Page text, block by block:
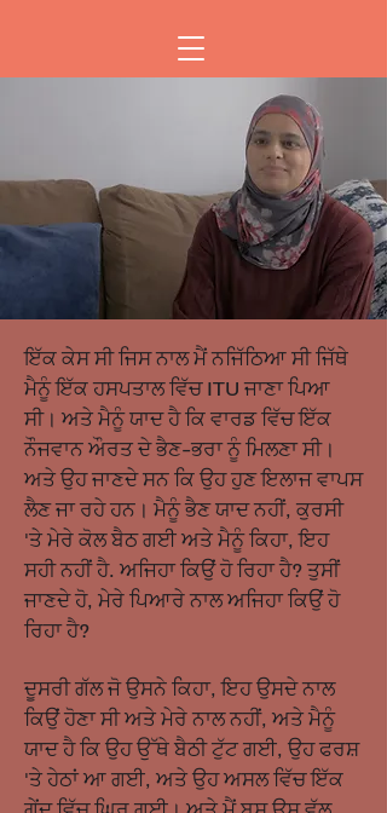
ਇੱਕ ਕੇਸ ਸੀ ਜਿਸ ਨਾਲ ਮੈਂ ਨਜਿੱਠਿਆ ਸੀ ਜਿੱਥੇ
ਮੈਨੂੰ ਇੱਕ ਹਸਪਤਾਲ ਵਿੱਚ ITU ਜਾਣਾ ਪਿਆ
ਸੀ। ਅਤੇ ਮੈਨੂੰ ਯਾਦ ਹੈ ਕਿ ਵਾਰਡ ਵਿੱਚ ਇੱਕ
ਨੌਜਵਾਨ ਔਰਤ ਦੇ ਭੈਣ-ਭਰਾ ਨੂੰ ਮਿਲਣਾ ਸੀ।
ਅਤੇ ਉਹ ਜਾਣਦੇ ਸਨ ਕਿ ਉਹ ਹੁਣ ਇਲਾਜ ਵਾਪਸ
ਲੈਣ ਜਾ ਰਹੇ ਹਨ। ਮੈਨੂੰ ਭੈਣ ਯਾਦ ਨਹੀਂ, ਕੁਰਸੀ
'ਤੇ ਮੇਰੇ ਕੋਲ ਬੈਠ ਗਈ ਅਤੇ ਮੈਨੂੰ ਕਿਹਾ, ਇਹ
ਸਹੀ ਨਹੀਂ ਹੈ. ਅਜਿਹਾ ਕਿਉਂ ਹੋ ਰਿਹਾ ਹੈ? ਤੁਸੀਂ
ਜਾਣਦੇ ਹੋ, ਮੇਰੇ ਪਿਆਰੇ ਨਾਲ ਅਜਿਹਾ ਕਿਉਂ ਹੋ
ਰਿਹਾ ਹੈ?
ਦੂਸਰੀ ਗੱਲ ਜੋ ਉਸਨੇ ਕਿਹਾ, ਇਹ ਉਸਦੇ ਨਾਲ
ਕਿਉਂ ਹੋਣਾ ਸੀ ਅਤੇ ਮੇਰੇ ਨਾਲ ਨਹੀਂ, ਅਤੇ ਮੈਨੂੰ
ਯਾਦ ਹੈ ਕਿ ਉਹ ਉੱਥੇ ਬੈਠੀ ਟੁੱਟ ਗਈ, ਉਹ ਫਰਸ਼
'ਤੇ ਹੇਠਾਂ ਆ ਗਈ, ਅਤੇ ਉਹ ਅਸਲ ਵਿੱਚ ਇੱਕ